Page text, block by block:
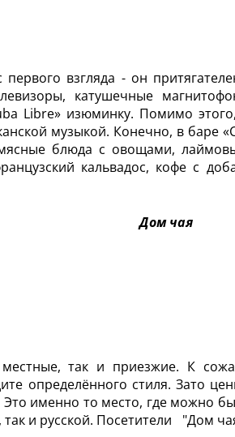
взгляда - он
катушечные
Libre» изюминку. Помимо
музыкой. Конечно, в баре
блюда с овощами,
кальвадос, кофе с
Дом чая
так и приезжие. К
определённого стиля. Зато
именно то место, где можно
так и русской. Посетители "Дом